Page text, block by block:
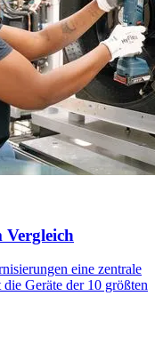
eine zentrale
Geräte der 10 größten